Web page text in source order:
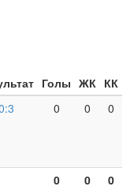
Голы ЖК КК
0 0 0
0 0 0